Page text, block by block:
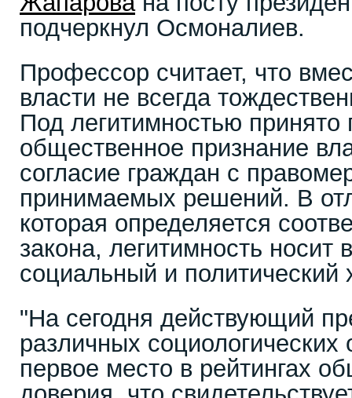
подчеркнул Осмоналиев.
Профессор считает, что
власти не всегда
Под легитимностью принято
общественное признание
согласие граждан с
принимаемых решений. В
которая определяется
закона, легитимность носит
социальный и политический
"На сегодня действующий
различных социологических
первое место в рейтингах